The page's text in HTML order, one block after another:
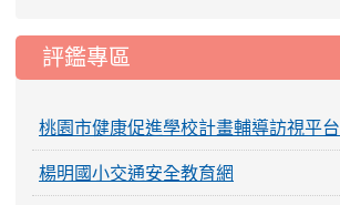
評鑑專區
桃園市健康促進學校計畫輔導訪視平台
楊明國小交通安全教育網